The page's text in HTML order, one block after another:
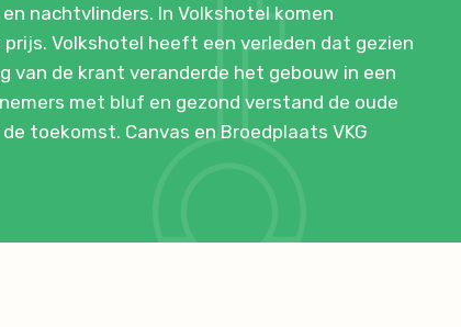
nachtvlinders. In Volkshotel komen
Volkshotel heeft een verleden dat gezien
van de krant veranderde het gebouw in een
met bluf en gezond verstand de oude
toekomst. Canvas en Broedplaats VKG